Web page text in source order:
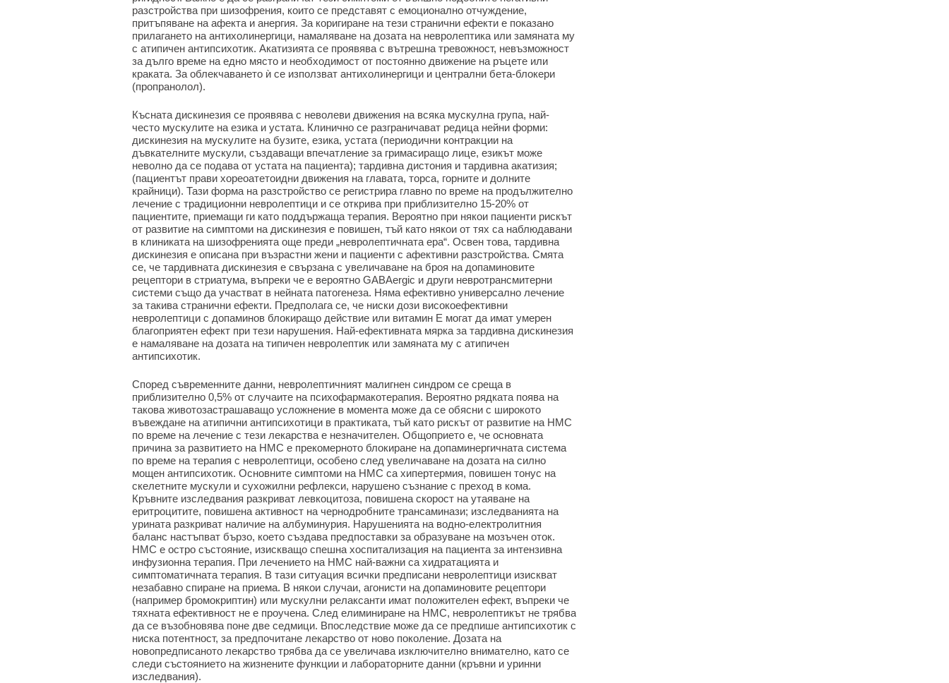
разстройства при шизофрения, които се представят с емоционално отчуждение,
притъпяване на афекта и анергия. За коригиране на тези странични ефекти е показано
прилагането на антихолинергици, намаляване на дозата на невролептика или замяната му
с атипичен антипсихотик. Акатизията се проявява с вътрешна тревожност, невъзможност
за дълго време на едно място и необходимост от постоянно движение на ръцете или
краката. За облекчаването ѝ се използват антихолинергици и централни бета-блокери
(пропранолол).
Късната дискинезия се проявява с неволеви движения на всяка мускулна група, най-
често мускулите на езика и устата. Клинично се разграничават редица нейни форми:
дискинезия на мускулите на бузите, езика, устата (периодични контракции на
дъвкателните мускули, създаващи впечатление за гримасиращо лице, езикът може
неволно да се подава от устата на пациента); тардивна дистония и тардивна акатизия;
(пациентът прави хореоатетоидни движения на главата, торса, горните и долните
крайници). Тази форма на разстройство се регистрира главно по време на продължително
лечение с традиционни невролептици и се открива при приблизително 15-20% от
пациентите, приемащи ги като поддържаща терапия. Вероятно при някои пациенти рискът
от развитие на симптоми на дискинезия е повишен, тъй като някои от тях са наблюдавани
в клиниката на шизофренията още преди „невролептичната ера“. Освен това, тардивна
дискинезия е описана при възрастни жени и пациенти с афективни разстройства. Смята
се, че тардивната дискинезия е свързана с увеличаване на броя на допаминовите
рецептори в стриатума, въпреки че е вероятно GABAergic и други невротрансмитерни
системи също да участват в нейната патогенеза. Няма ефективно универсално лечение
за такива странични ефекти. Предполага се, че ниски дози високоефективни
невролептици с допаминов блокиращо действие или витамин Е могат да имат умерен
благоприятен ефект при тези нарушения. Най-ефективната мярка за тардивна дискинезия
е намаляване на дозата на типичен невролептик или замяната му с атипичен
антипсихотик.
Според съвременните данни, невролептичният малигнен синдром се среща в
приблизително 0,5% от случаите на психофармакотерапия. Вероятно рядката поява на
такова животозастрашаващо усложнение в момента може да се обясни с широкото
въвеждане на атипични антипсихотици в практиката, тъй като рискът от развитие на НМС
по време на лечение с тези лекарства е незначителен. Общоприето е, че основната
причина за развитието на НМС е прекомерното блокиране на допаминергичната система
по време на терапия с невролептици, особено след увеличаване на дозата на силно
мощен антипсихотик. Основните симптоми на НМС са хипертермия, повишен тонус на
скелетните мускули и сухожилни рефлекси, нарушено съзнание с преход в кома.
Кръвните изследвания разкриват левкоцитоза, повишена скорост на утаяване на
еритроцитите, повишена активност на чернодробните трансаминази; изследванията на
урината разкриват наличие на албуминурия. Нарушенията на водно-електролитния
баланс настъпват бързо, което създава предпоставки за образуване на мозъчен оток.
НМС е остро състояние, изискващо спешна хоспитализация на пациента за интензивна
инфузионна терапия. При лечението на НМС най-важни са хидратацията и
симптоматичната терапия. В тази ситуация всички предписани невролептици изискват
незабавно спиране на приема. В някои случаи, агонисти на допаминовите рецептори
(например бромокриптин) или мускулни релаксанти имат положителен ефект, въпреки че
тяхната ефективност не е проучена. След елиминиране на НМС, невролептикът не трябва
да се възобновява поне две седмици. Впоследствие може да се предпише антипсихотик с
ниска потентност, за предпочитане лекарство от ново поколение. Дозата на
новопредписаното лекарство трябва да се увеличава изключително внимателно, като се
следи състоянието на жизнените функции и лабораторните данни (кръвни и уринни
изследвания).